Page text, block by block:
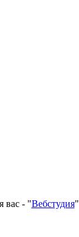
вас - "Вебстудия"